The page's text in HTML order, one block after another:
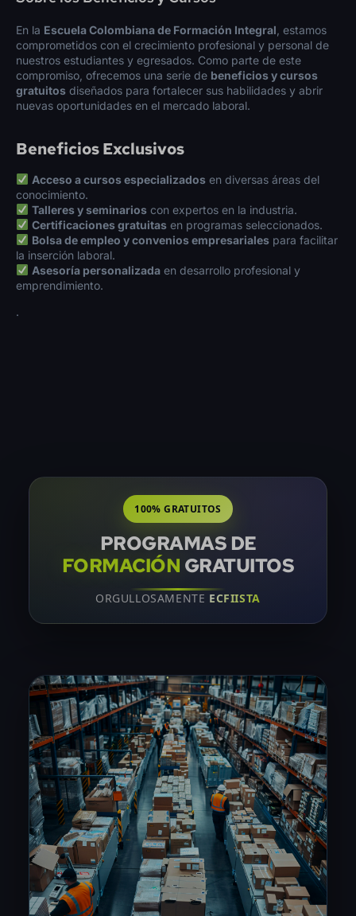
En la Escuela Colombiana de Formación Integral , estamos
comprometidos con el crecimiento profesional y personal de
nuestros estudiantes y egresados. Como parte de este
compromiso, ofrecemos una serie de beneficios y cursos
gratuitos diseñados para fortalecer sus habilidades y abrir
nuevas oportunidades en el mercado laboral.
Beneficios Exclusivos
Acceso a cursos especializadosen diversas áreas del
conocimiento.
Talleres y seminarioscon expertos en la industria.
Certificaciones gratuitasen programas seleccionados.
Bolsa de empleo y convenios empresarialespara facilitar
la inserción laboral.
Asesoría personalizadaen desarrollo profesional y
emprendimiento.
.
100% GRATUITOS
PROGRAMAS DE
FORMACIÓN GRATUITOS
ORGULLOSAMENTE ECFIISTA